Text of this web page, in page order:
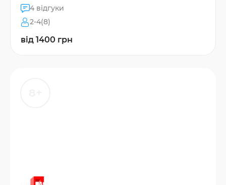
4 відгуки
2-4(8)
від 1400 грн